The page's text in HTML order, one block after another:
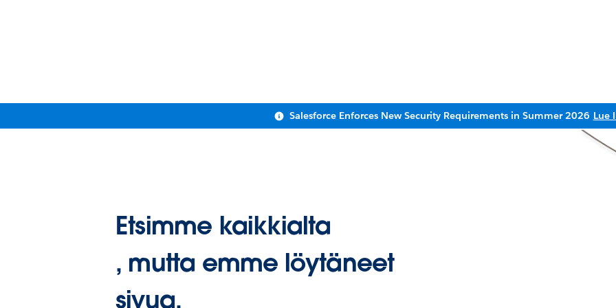
Salesforce Enforces New Security Requirements in Summer 2026 Lue
Etsimme kaikkialta
, mutta emme löytäneet
sivua.